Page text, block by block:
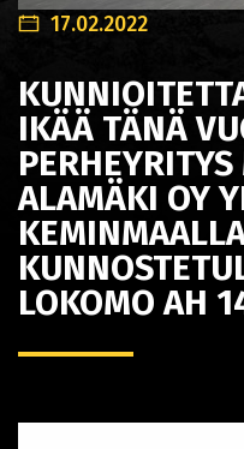
17.02.2022
IKÄÄ TÄNÄ
ALAMÄKI OY
LOKOMO AH